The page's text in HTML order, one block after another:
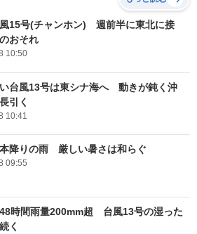
15号(チャンホン) 週前半に東北に接
おそれ
10:50
台風13号は東シナ海へ 動きが鈍く沖
引く
10:41
降りの雨 厳しい暑さは和らぐ
09:55
時間雨量200mm超 台風13号の湿った
く